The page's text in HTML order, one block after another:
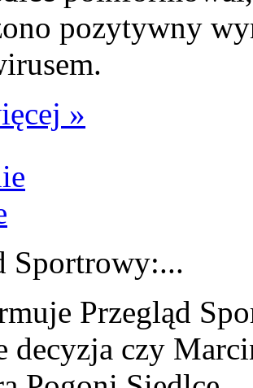
pozytywny
»
Sportrowy:...
Przegląd
decyzja czy